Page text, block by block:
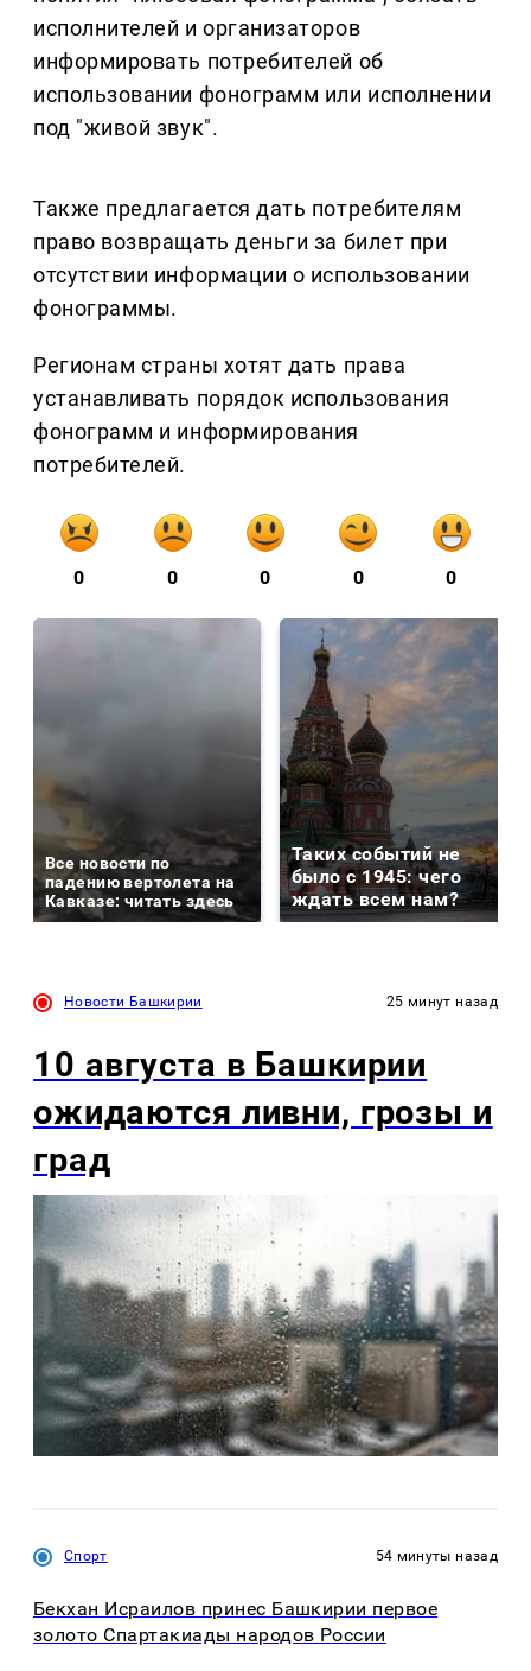
исполнителей и организаторов
информировать потребителей об
использовании фонограмм или исполнении
под "живой звук".
Также предлагается дать потребителям
право возвращать деньги за билет при
отсутствии информации о использовании
фонограммы.
Регионам страны хотят дать права
устанавливать порядок использования
фонограмм и информирования
потребителей.
0 0 0 0 0
Все новости по
падению вертолета на
Кавказе: читать здесь
Таких событий не
было с 1945: чего
ждать всем нам?
Новости Башкирии 25 минут назад
10 августа в Башкирии
ожидаются ливни, грозы и
град
Спорт 54 минуты назад
Бекхан Исраилов принес Башкирии первое
золото Спартакиады народов России